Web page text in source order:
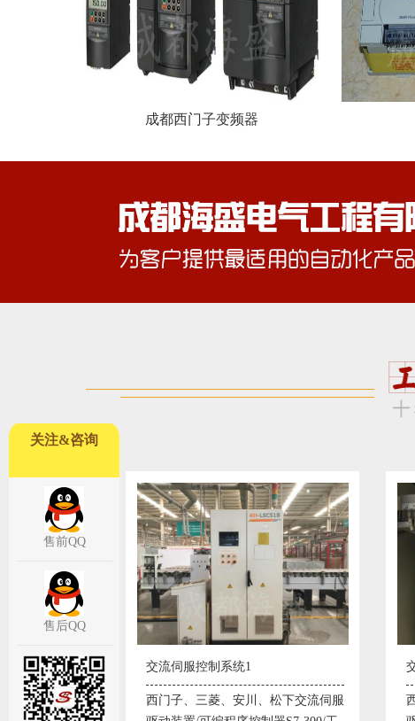
成都西门子变频器
流伺服控制系统1
门子、三菱、安川、松下交流伺服
西门子、三菱、安川、松下交
关注&咨询
售前QQ
售后QQ